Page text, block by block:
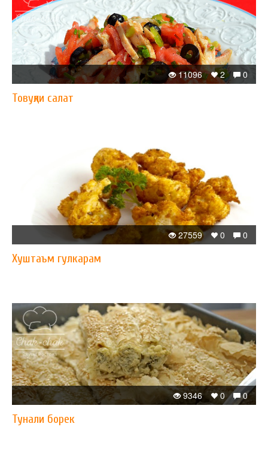
0
2
11096
Товуқли салат
0
0
27559
Хуштаъм гулкарам
0
0
9346
Тунали борек